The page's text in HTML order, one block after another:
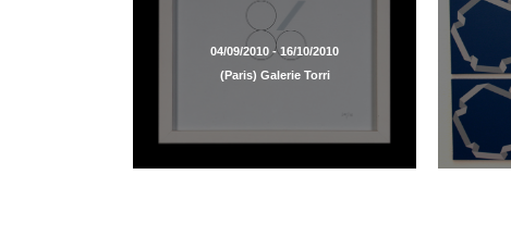
04/09/2010 - 16/10/2010
(Paris) Galerie Torri